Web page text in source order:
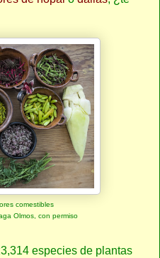
comestibles
Olmos, con permiso
especies de plantas